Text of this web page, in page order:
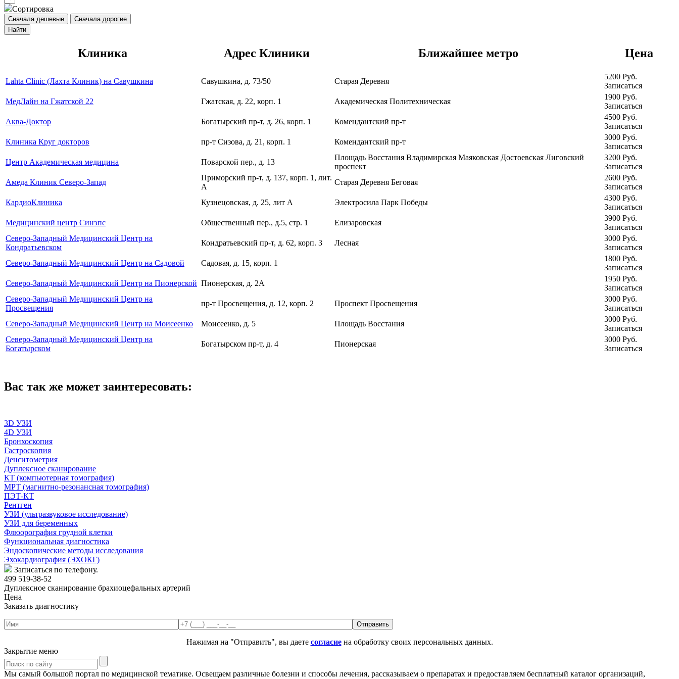
Сортировка
Сначала дешевые
Сначала дорогие
Найти
Клиника Адрес Клиники Ближайшее метро Цена
Lahta Clinic (Лахта Клиник) на Савушкина Савушкина, д. 73/50 Старая Деревня
5200 Руб.
Записаться
МедЛайн на Гжатской 22
Гжатская, д. 22, корп. 1 Академическая Политехническая
1900 Руб.
Записаться
Аква-Доктор
Богатырский пр-т, д. 26, корп. 1 Комендантский пр-т
4500 Руб.
Записаться
Клиника Круг докторов
пр-т Сизова, д. 21, корп. 1 Комендантский пр-т
3000 Руб.
Записаться
Центр Академическая медицина
Поварской пер., д. 13
Площадь Восстания Владимирская Маяковская Достоевская Лиговский
проспект
3200 Руб.
Записаться
Амеда Клиник Северо-Запад
Приморский пр-т, д. 137, корп. 1, лит.
А
Старая Деревня Беговая
2600 Руб.
Записаться
КардиоКлиника
Кузнецовская, д. 25, лит А Электросила Парк Победы
4300 Руб.
Записаться
Медицинский центр Синэпс
Общественный пер., д.5, стр. 1 Елизаровская
3900 Руб.
Записаться
Северо-Западный Медицинский Центр на
Кондратьевском
Кондратьевский пр-т, д. 62, корп. 3 Лесная
3000 Руб.
Записаться
Северо-Западный Медицинский Центр на Садовой
Садовая, д. 15, корп. 1
1800 Руб.
Записаться
Северо-Западный Медицинский Центр на Пионерской Пионерская, д. 2А
1950 Руб.
Записаться
Северо-Западный Медицинский Центр на
Просвещения
пр-т Просвещения, д. 12, корп. 2 Проспект Просвещения
3000 Руб.
Записаться
Северо-Западный Медицинский Центр на Моисеенко
Моисеенко, д. 5 Площадь Восстания
3000 Руб.
Записаться
Северо-Западный Медицинский Центр на
Богатырском
Богатырском пр-т, д. 4 Пионерская
3000 Руб.
Записаться
Вас так же может заинтересовать:
3D УЗИ
4D УЗИ
Бронхоскопия
Гастроскопия
Денситометрия
Дуплексное сканирование
КТ (компьютерная томография)
МРТ (магнитно-резонансная томография)
ПЭТ-КТ
Рентген
УЗИ (ультразвуковое исследование)
УЗИ для беременных
Флюорография грудной клетки
Функциональная диагностика
Эндоскопические методы исследования
Эхокардиография (ЭХОКГ)
Записаться по телефону.
499 519-38-52
Дуплексное сканирование брахиоцефальных артерий
Цена
Заказать диагностику
Нажимая на "Отправить", вы даете согласиена обработку своих персональных данных.
Закрытие меню
Мы самый большой портал по медицинской тематике. Освещаем различные болезни и способы лечения, рассказываем о препаратах и предоставляем бесплатный каталог организаций,